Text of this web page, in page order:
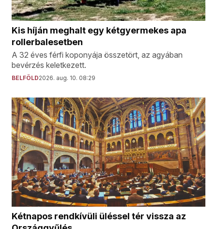
Kis híján meghalt egy kétgyermekes apa
rollerbalesetben
A 32 éves férfi koponyája összetört, az agyában
bevérzés keletkezett.
BELFÖLD2026. aug. 10. 08:29
Kétnapos rendkívüli üléssel tér vissza az